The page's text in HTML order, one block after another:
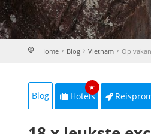
Home Blog Vietnam Op
Blog Hotels
★